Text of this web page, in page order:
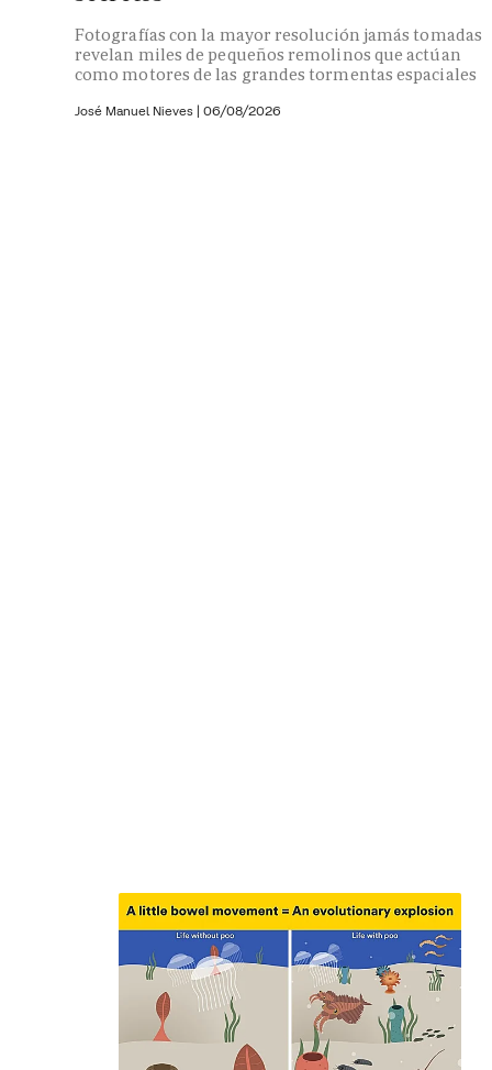
Fotografías con la mayor resolución jamás tomadas
revelan miles de pequeños remolinos que actúan
como motores de las grandes tormentas espaciales
José Manuel Nieves | 06/08/2026